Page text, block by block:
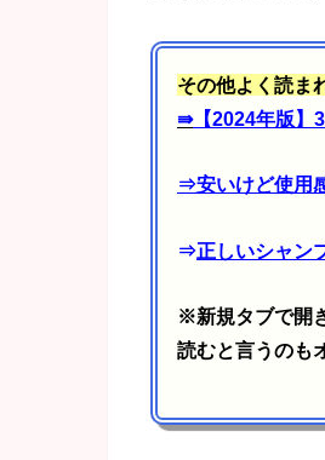
その他よく読ま
⇛【2024年版】
⇒安いけど使用
⇒正しいシャン
※新規タブで開
読むと言うのも